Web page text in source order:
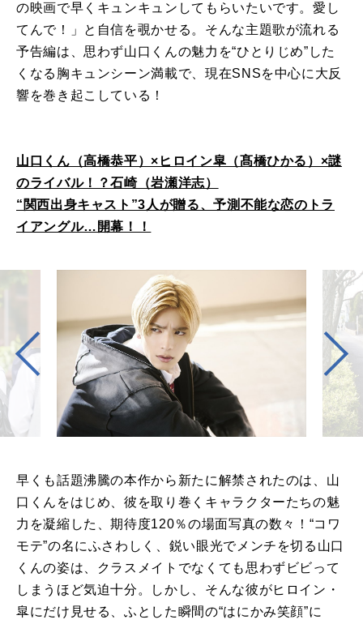
の映画で早くキュンキュンしてもらいたいです。愛し
てんで！」と自信を覗かせる。そんな主題歌が流れる
予告編は、思わず山口くんの魅力を“ひとりじめ”した
くなる胸キュンシーン満載で、現在SNSを中心に大反
響を巻き起こしている！
山口くん（高橋恭平）×ヒロイン皐（髙橋ひかる）×謎
のライバル！？石崎（岩瀬洋志）
“関西出身キャスト”3人が贈る、予測不能な恋のトラ
イアングル…開幕！！
早くも話題沸騰の本作から新たに解禁されたのは、山
口くんをはじめ、彼を取り巻くキャラクターたちの魅
力を凝縮した、期待度120％の場面写真の数々！“コワ
モテ”の名にふさわしく、鋭い眼光でメンチを切る山口
くんの姿は、クラスメイトでなくても思わずビビって
しまうほど気迫十分。しかし、そんな彼がヒロイン・
皐にだけ見せる、ふとした瞬間の“はにかみ笑顔”に